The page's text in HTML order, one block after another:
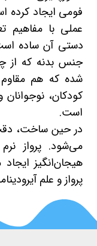
فومی ایجاد
عملی با مفاهیم
دستی آن ساده
جنس بدنه که از
شده که هم
کودکان،
است.
در حین ساخت،
می‌شود. پرواز
هیجان‌انگیز
پرواز و علم